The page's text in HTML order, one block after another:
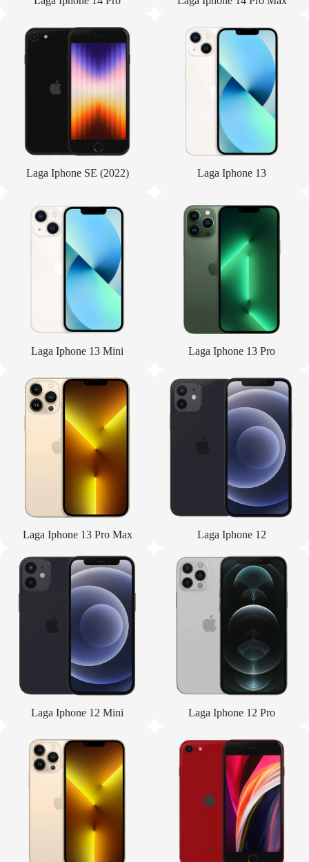
Laga Iphone SE (2022) Laga Iphone 13
Laga Iphone 13 Mini Laga Iphone 13 Pro
Laga Iphone 13 Pro Max Laga Iphone 12
Laga Iphone 12 Mini Laga Iphone 12 Pro